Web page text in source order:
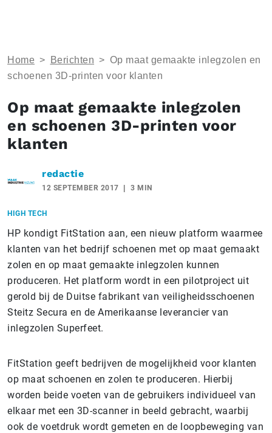
Home > Berichten > Op maat gemaakte inlegzolen en
schoenen 3D-printen voor klanten
Op maat gemaakte inlegzolen
en schoenen 3D-printen voor
klanten
redactie
12 SEPTEMBER 2017 3 MIN
HIGH TECH
HP kondigt FitStation aan, een nieuw platform waarmee
klanten van het bedrijf schoenen met op maat gemaakt
zolen en op maat gemaakte inlegzolen kunnen
produceren. Het platform wordt in een pilotproject uit
gerold bij de Duitse fabrikant van veiligheidsschoenen
Steitz Secura en de Amerikaanse leverancier van
inlegzolen Superfeet.
FitStation geeft bedrijven de mogelijkheid voor klanten
op maat schoenen en zolen te produceren. Hierbij
worden beide voeten van de gebruikers individueel van
elkaar met een 3D-scanner in beeld gebracht, waarbij
ook de voetdruk wordt gemeten en de loopbeweging van